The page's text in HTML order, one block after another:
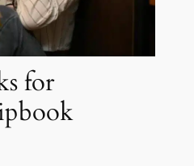
for